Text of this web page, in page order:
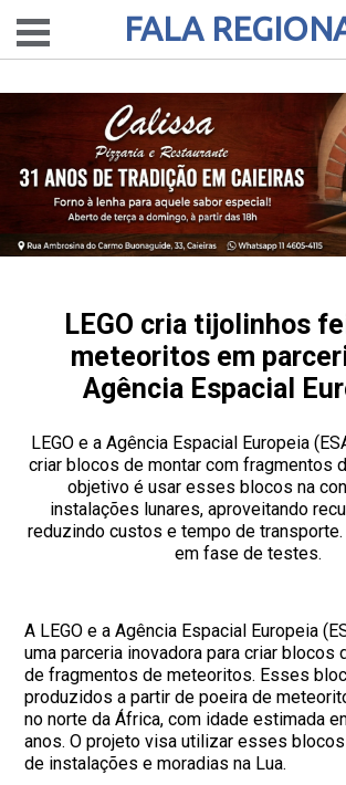
FALA
LEGO cria tijolinhos
meteoritos em
Agência Espacial
LEGO e a Agência Espacial Europeia
criar blocos de montar com fragmentos
objetivo é usar esses blocos na
instalações lunares, aproveitando
reduzindo custos e tempo de
em fase de testes.
A LEGO e a Agência Espacial Europeia
uma parceria inovadora para criar blocos
de fragmentos de meteoritos. Esses
produzidos a partir de poeira de
no norte da África, com idade estimada
anos. O projeto visa utilizar esses
de instalações e moradias na Lua.